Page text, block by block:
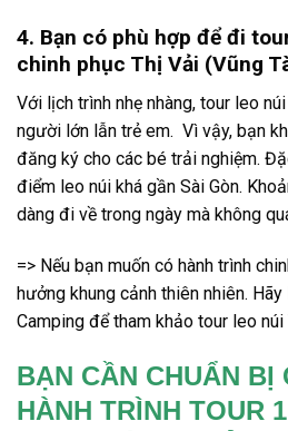
4. Bạn có phù hợp để đi
chinh phục Thị Vải (Vũng
Với lịch trình nhẹ nhàng, tour leo
người lớn lẫn trẻ em. Vì vậy, bạn
đăng ký cho các bé trải nghiệm.
điểm leo núi khá gần Sài Gòn.
dàng đi về trong ngày mà không
=> Nếu bạn muốn có hành trình
hưởng khung cảnh thiên nhiên.
Camping để tham khảo tour leo núi
BẠN CẦN CHUẨN BỊ
HÀNH TRÌNH TOUR